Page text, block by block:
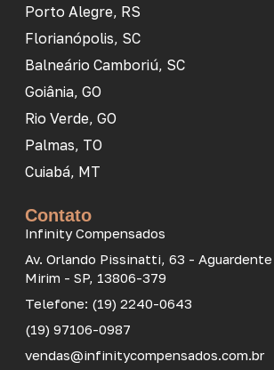
Porto Alegre, RS
Florianópolis, SC
Balneário Camboriú, SC
Goiânia, GO
Rio Verde, GO
Palmas, TO
Cuiabá, MT
Contato
Infinity Compensados
Av. Orlando Pissinatti, 63 -
Mirim - SP, 13806-379
Telefone: (19) 2240-0643
(19) 97106-0987
vendas@infinitycompensados.com.br